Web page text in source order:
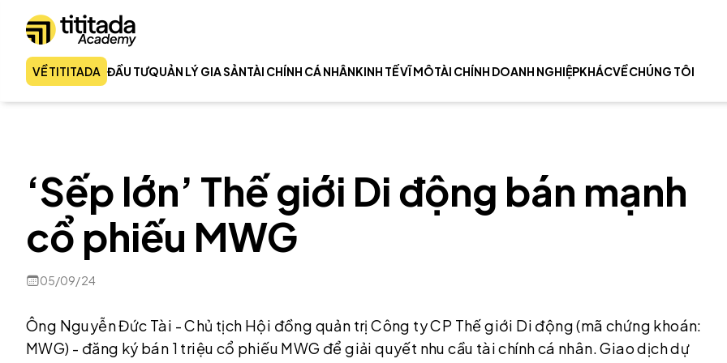
VỀ TITITADA ĐẦU TƯQUẢN LÝ GIA SẢNTÀI CHÍNH CÁ NHÂNKINH TẾ VĨ MÔTÀI CHÍNH DOANH NGHIỆPKHÁCVỀ CHÚNG TÔI
‘Sếp lớn’ Thế giới Di động bán mạnh
cổ phiếu MWG
05/09/24
Ông Nguyễn Đức Tài - Chủ tịch Hội đồng quản trị Công ty CP Thế giới Di động (mã chứng khoán:
MWG) - đăng ký bán 1 triệu cổ phiếu MWG để giải quyết nhu cầu tài chính cá nhân. Giao dịch dự